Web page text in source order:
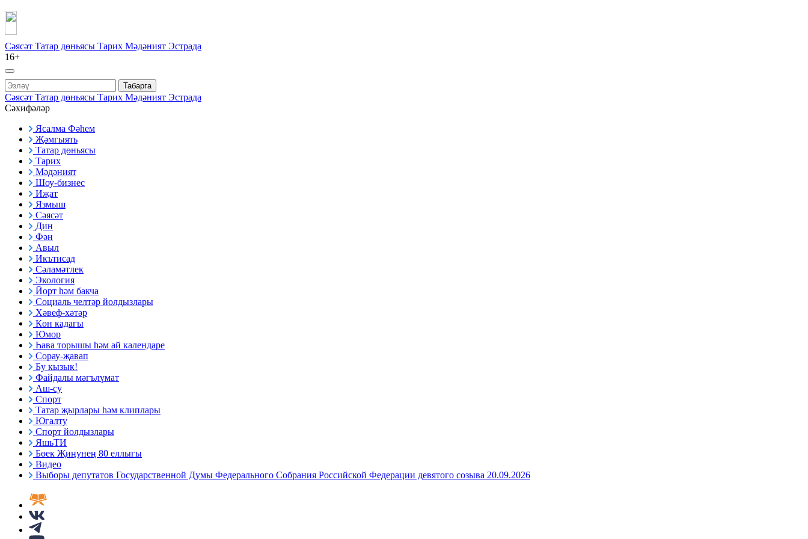
Сәясәт Татар дөньясы Тарих Мәдәният Эстрада
16+
Табарга
Сәясәт Татар дөньясы Тарих Мәдәният Эстрада
Сәхифәләр
Ясалма Фәһем
Җәмгыять
Татар дөньясы
Тарих
Мәдәният
Шоу-бизнес
Иҗат
Язмыш
Сәясәт
Дин
Фән
Авыл
Икътисад
Сәламәтлек
Экология
Йорт һәм бакча
Социаль челтәр йолдызлары
Хәвеф-хәтәр
Көн кадагы
Юмор
Һава торышы һәм ай календаре
Сорау-җавап
Бу кызык!
Файдалы мәгълүмат
Аш-су
Спорт
Татар җырлары һәм клиплары
Югалту
Спорт йолдызлары
ЯшьТИ
Бөек Җиңүнең 80 еллыгы
Видео
Выборы депутатов Государственной Думы Федерального Собрания Российской Федерации девятого созыва 20.09.2026